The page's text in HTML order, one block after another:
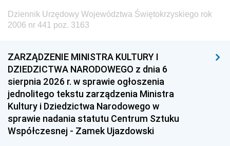
Dziennik Urzędowy Województwa Świętokrzyskiego rok
2006 nr 441 poz. 3163
ZARZĄDZENIE MINISTRA KULTURY I
DZIEDZICTWA NARODOWEGO z dnia 6
sierpnia 2026 r. w sprawie ogłoszenia
jednolitego tekstu zarządzenia Ministra
Kultury i Dziedzictwa Narodowego w
sprawie nadania statutu Centrum Sztuku
Współczesnej - Zamek Ujazdowski